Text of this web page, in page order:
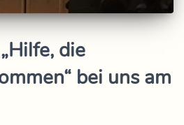
die
bei uns am